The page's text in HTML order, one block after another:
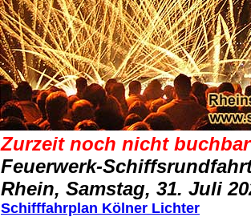
Zurzeit noch nicht
Feuerwerk-
Rhein, Samstag, 31. Juli
Schifffahrplan Kölner Lichter